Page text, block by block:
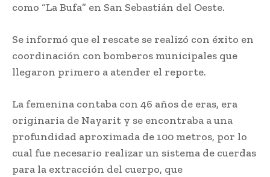
como “La Bufa” en San Sebastián del Oeste.
Se informó que el rescate se realizó con éxito en
coordinación con bomberos municipales que
llegaron primero a atender el reporte.
La femenina contaba con 46 años de eras, era
originaria de Nayarit y se encontraba a una
profundidad aproximada de 100 metros, por lo
cual fue necesario realizar un sistema de cuerdas
para la extracción del cuerpo, que